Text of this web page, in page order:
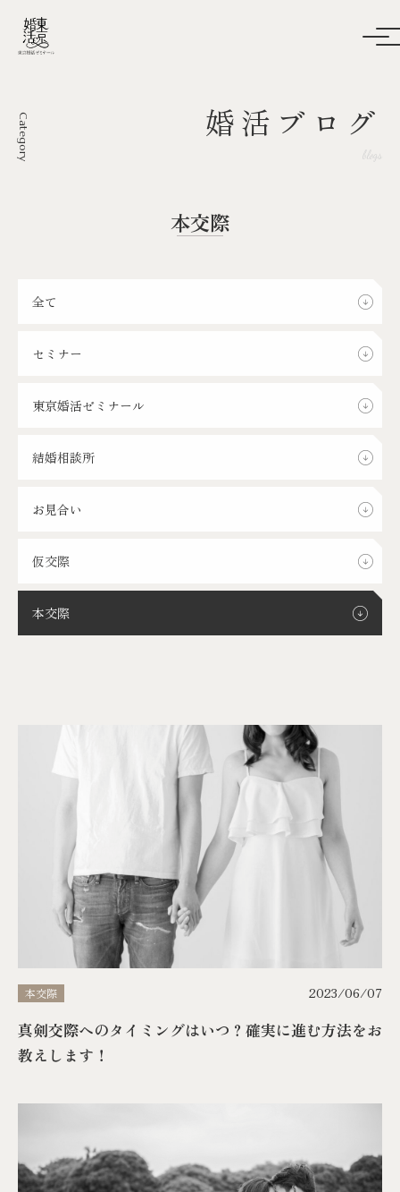
Category 婚活ブログ
blogs
本交際
全て
セミナー
東京婚活ゼミナール
結婚相談所
お見合い
仮交際
本交際
本交際 2023/06/07
真剣交際へのタイミングはいつ？確実に進む方法をお
教えします！